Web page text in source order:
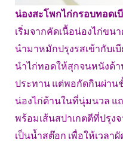
น่องสะโพกไก่กรอบทอดเ
เริ่มจากคัดเนื้อน่องไก่ขน
นำมาหมักปรุงรสเข้ากับเ
นำไก่ทอดให้สุกจนหนังด้
ประทาน แต่พอกัดกินผ่าน
น่องไก่ด้านในที่นุ่มนวล แ
พร้อมเส้นสปาเกตตีที่ปรุง
เป็นน้ำสต๊อก เพื่อให้เวลา